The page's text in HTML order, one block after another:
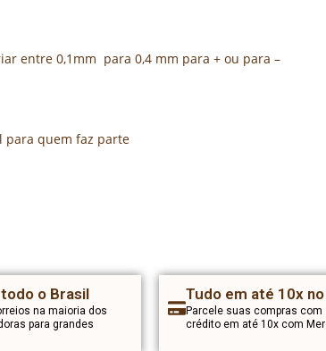
entre 0,1mm para 0,4 mm para + ou para –
para quem faz parte
o Brasil
na maioria dos
para grandes
Tudo em até 10x
Parcele suas compras
crédito em até 10x com